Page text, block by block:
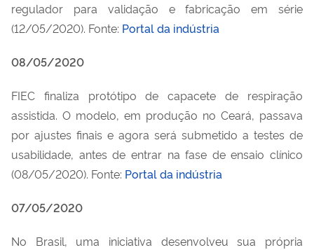
regulador para validação e fabricação em série
(12/05/2020). Fonte: Portal da indústria
08/05/2020
FIEC finaliza protótipo de capacete de respiração
assistida. O modelo, em produção no Ceará, passava
por ajustes finais e agora será submetido a testes de
usabilidade, antes de entrar na fase de ensaio clínico
(08/05/2020). Fonte: Portal da indústria
07/05/2020
No Brasil, uma iniciativa desenvolveu sua própria